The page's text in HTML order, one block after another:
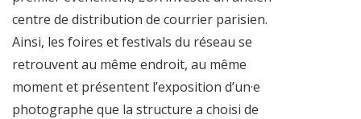
centre de distribution de courrier parisien.
Ainsi, les foires et festivals du réseau se
retrouvent au même endroit, au même
moment et présentent l’exposition d’un·e
photographe que la structure a choisi de